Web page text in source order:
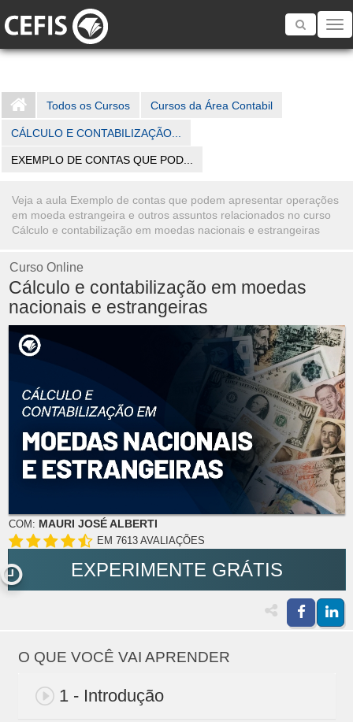
Toggle
Todos os Cursos Cursos da Área Contabil
CÁLCULO E CONTABILIZAÇÃO...
EXEMPLO DE CONTAS QUE POD...
Veja a aula Exemplo de contas que podem apresentar operações
em moeda estrangeira e outros assuntos relacionados no curso
Cálculo e contabilização em moedas nacionais e estrangeiras
Curso Online
Cálculo e contabilização em moedas
nacionais e estrangeiras
COM: MAURI JOSÉ ALBERTI
EM 7613 AVALIAÇÕES
EXPERIMENTE GRÁTIS
O QUE VOCÊ VAI APRENDER
1 - Introdução